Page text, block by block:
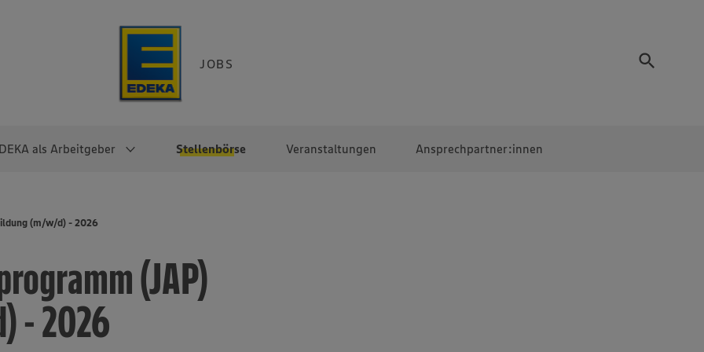
JOBS
als Arbeitgeber Stellenbörse Veranstaltungen Ansprechpartner:innen
Direkteinstieg
Noch Fragen?
Überblick
EDEKA-Zentrale
EDEKA Fruchtkontor
EDEKA Foodservice
EDEKA-
(m/w/d) - 2026
(JAP)
- 2026